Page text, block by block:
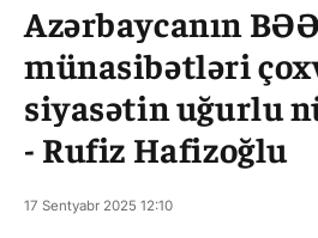
Azərbaycanın
münasibətləri
siyasətin uğurlu
- Rufiz Hafizoğlu
17 Sentyabr 2025 12:10